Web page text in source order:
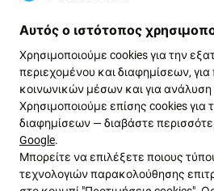
Αυτό συμβαίνει επειδή η
μπαταρίας δεν έχει εγκριθεί
λογισμικό της Apple και το
αντιστοιχιστεί με τη
Αυτός ο ιστότοπος
Χρησιμοποιούμε cookies για την
περιεχομένου και διαφημίσεων,
κοινωνικών μέσων και για ανάλυση
Χρησιμοποιούμε επίσης cookies για
διαφημίσεων — διαβάστε
Google.
Μπορείτε να επιλέξετε ποιους
τεχνολογιών παρακολούθησης